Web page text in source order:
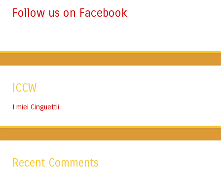
Follow us on Facebook
ICCW
I miei Cinguettii
Recent Comments